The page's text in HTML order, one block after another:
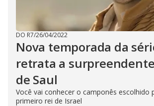
DO R7/26/04/2022
Nova temporada da
retrata a
de Saul
Você vai conhecer o camponês escolhido
primeiro rei de Israel